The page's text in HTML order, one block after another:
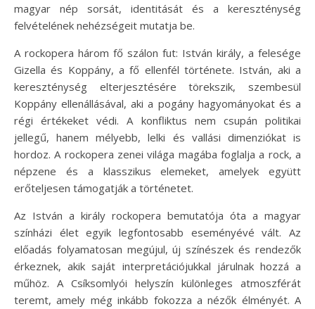
magyar nép sorsát, identitását és a kereszténység
felvételének nehézségeit mutatja be.
A rockopera három fő szálon fut: István király, a felesége
Gizella és Koppány, a fő ellenfél története. István, aki a
kereszténység elterjesztésére törekszik, szembesül
Koppány ellenállásával, aki a pogány hagyományokat és a
régi értékeket védi. A konfliktus nem csupán politikai
jellegű, hanem mélyebb, lelki és vallási dimenziókat is
hordoz. A rockopera zenei világa magába foglalja a rock, a
népzene és a klasszikus elemeket, amelyek együtt
erőteljesen támogatják a történetet.
Az István a király rockopera bemutatója óta a magyar
színházi élet egyik legfontosabb eseményévé vált. Az
előadás folyamatosan megújul, új színészek és rendezők
érkeznek, akik saját interpretációjukkal járulnak hozzá a
műhöz. A Csíksomlyói helyszín különleges atmoszférát
teremt, amely még inkább fokozza a nézők élményét. A